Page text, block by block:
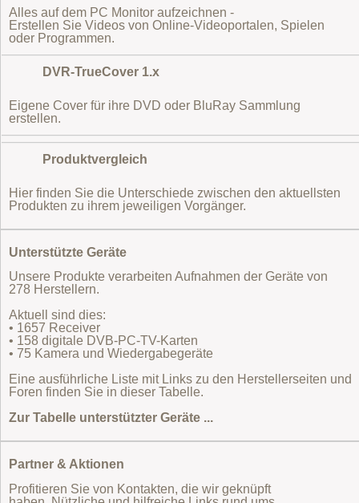
Alles auf dem PC Monitor aufzeichnen -
Erstellen Sie Videos von Online-Videoportalen, Spielen
oder Programmen.
DVR-TrueCover 1.x
Eigene Cover für ihre DVD oder BluRay Sammlung
erstellen.
Produktvergleich
Hier finden Sie die Unterschiede zwischen den aktuellsten
Produkten zu ihrem jeweiligen Vorgänger.
Unterstützte Geräte
Unsere Produkte verarbeiten Aufnahmen der Geräte von
278 Herstellern.
Aktuell sind dies:
• 1657 Receiver
• 158 digitale DVB-PC-TV-Karten
• 75 Kamera und Wiedergabegeräte
Eine ausführliche Liste mit Links zu den Herstellerseiten und
Foren finden Sie in dieser Tabelle.
Zur Tabelle unterstützter Geräte ...
Partner & Aktionen
Profitieren Sie von Kontakten, die wir geknüpft